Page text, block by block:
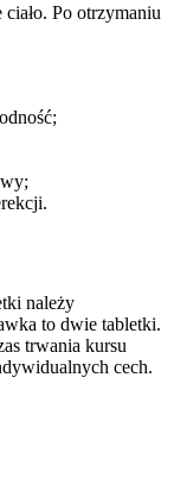
Po otrzymaniu
należy
to dwie tabletki.
trwania kursu
cech.